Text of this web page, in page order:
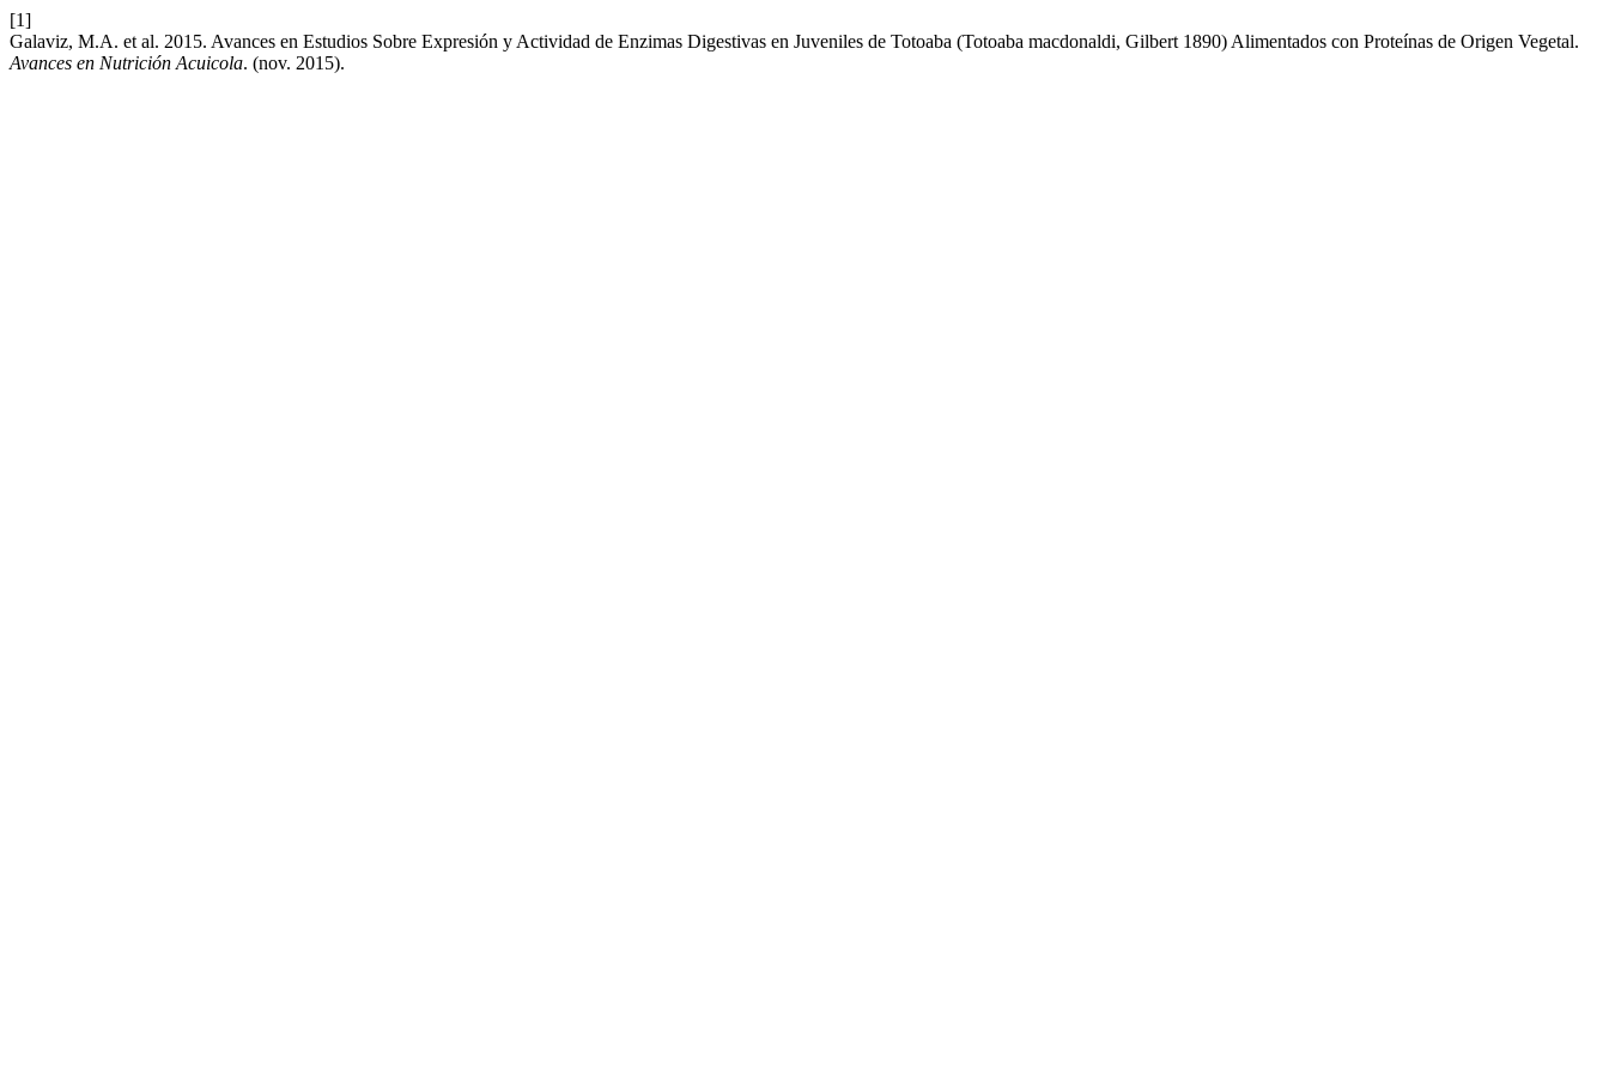
[1]
Galaviz, M.A. et al. 2015. Avances en Estudios Sobre Expresión y Actividad de Enzimas Digestivas en Juveniles de Totoaba (Totoaba macdonaldi, Gilbert 1890) Alimentados con Proteínas de Origen Vegetal.
Avances en Nutrición Acuicola. (nov. 2015).